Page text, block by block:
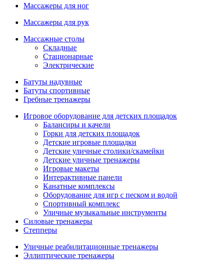
Массажеры для ног
Массажеры для рук
Массажные столы
Складные
Стационарные
Электрические
Батуты надувные
Батуты спортивные
Гребные тренажеры
Игровое оборудование для детских площадок
Балансиры и качели
Горки для детских площадок
Детские игровые площадки
Детские уличные столики/скамейки
Детские уличные тренажеры
Игровые макеты
Интерактивные панели
Канатные комплексы
Оборудование для игр с песком и водой
Спортивный комплекс
Уличные музыкальные инструменты
Силовые тренажеры
Степперы
Уличные реабилитационные тренажеры
Эллиптические тренажеры